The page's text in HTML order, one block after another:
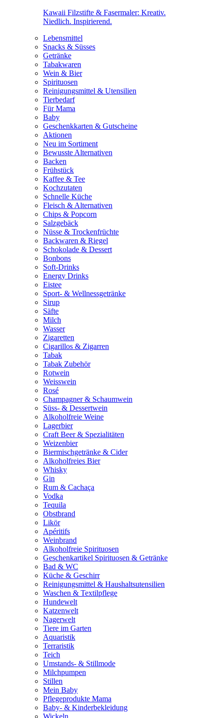
Kawaii Filzstifte & Fasermaler: Kreativ.
Niedlich. Inspirierend.
Lebensmittel
Snacks & Süsses
Getränke
Tabakwaren
Wein & Bier
Spirituosen
Reinigungsmittel & Utensilien
Tierbedarf
Für Mama
Baby
Geschenkkarten & Gutscheine
Aktionen
Neu im Sortiment
Bewusste Alternativen
Backen
Frühstück
Kaffee & Tee
Kochzutaten
Schnelle Küche
Fleisch & Alternativen
Chips & Popcorn
Salzgebäck
Nüsse & Trockenfrüchte
Backwaren & Riegel
Schokolade & Dessert
Bonbons
Soft-Drinks
Energy Drinks
Eistee
Sport- & Wellnessgetränke
Sirup
Säfte
Milch
Wasser
Zigaretten
Cigarillos & Zigarren
Tabak
Tabak Zubehör
Rotwein
Weisswein
Rosé
Champagner & Schaumwein
Süss- & Dessertwein
Alkoholfreie Weine
Lagerbier
Craft Beer & Spezialitäten
Weizenbier
Biermischgetränke & Cider
Alkoholfreies Bier
Whisky
Gin
Rum & Cachaça
Vodka
Tequila
Obstbrand
Likör
Apéritifs
Weinbrand
Alkoholfreie Spirituosen
Geschenkartikel Spirituosen & Getränke
Bad & WC
Küche & Geschirr
Reinigungsmittel & Haushaltsutensilien
Waschen & Textilpflege
Hundewelt
Katzenwelt
Nagerwelt
Tiere im Garten
Aquaristik
Terraristik
Teich
Umstands- & Stillmode
Milchpumpen
Stillen
Mein Baby
Pflegeprodukte Mama
Baby- & Kinderbekleidung
Wickeln